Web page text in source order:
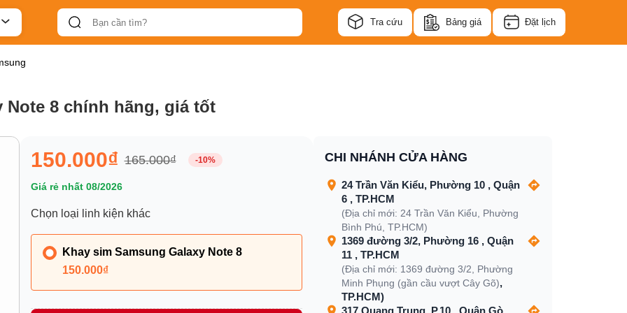
Tra cứu Bảng giá Đặt lịch
Note 8 chính hãng, giá tốt
150.000₫ 165.000₫ -10%
Giá rẻ nhất 08/2026
Chọn loại linh kiện khác
Khay sim Samsung Galaxy Note 8
150.000₫
CHI NHÁNH CỬA HÀNG
24 Trần Văn Kiểu, Phường 10 , Quận
6 , TP.HCM
(Địa chỉ mới: 24 Trần Văn Kiểu, Phường
Bình Phú, TP.HCM)
1369 đường 3/2, Phường 16 , Quận
11 , TP.HCM
(Địa chỉ mới: 1369 đường 3/2, Phường
Minh Phụng (gần cầu vượt Cây Gõ),
TP.HCM)
317 Quang Trung, P.10 , Quận Gò